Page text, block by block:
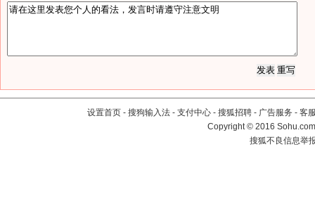
设置首页 - 搜狗输入法 - 支付中心 - 搜狐招聘 - 广告服务 - 客
Copyright©2016
搜狐不良信息举